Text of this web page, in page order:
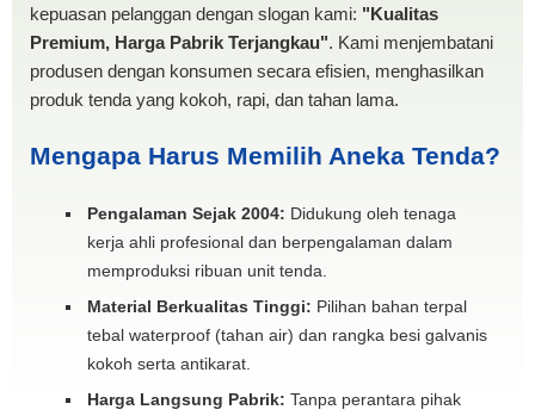
kepuasan pelanggan dengan slogan kami: "Kualitas
Premium, Harga Pabrik Terjangkau". Kami menjembatani
produsen dengan konsumen secara efisien, menghasilkan
produk tenda yang kokoh, rapi, dan tahan lama.
Mengapa Harus Memilih Aneka Tenda?
Pengalaman Sejak 2004: Didukung oleh tenaga
kerja ahli profesional dan berpengalaman dalam
memproduksi ribuan unit tenda.
Material Berkualitas Tinggi: Pilihan bahan terpal
tebal waterproof (tahan air) dan rangka besi galvanis
kokoh serta antikarat.
Harga Langsung Pabrik: Tanpa perantara pihak